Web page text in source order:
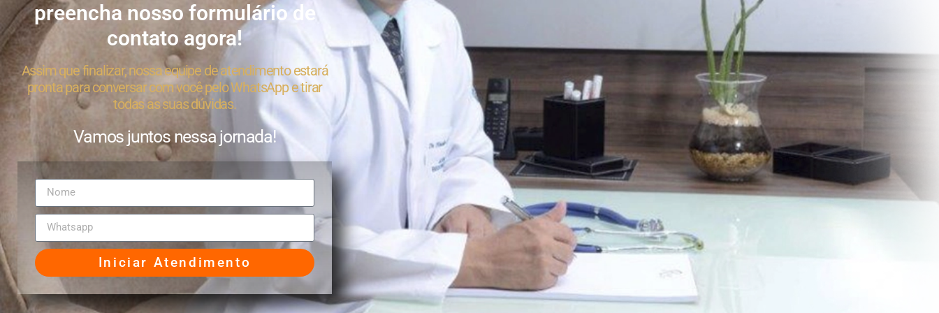
preencha nosso formulário de
contato agora!
Assim que finalizar, nossa equipe de atendimento estará
pronta para conversar com você pelo WhatsApp e tirar
todas as suas dúvidas.
Vamos juntos nessa jornada!
Iniciar Atendimento